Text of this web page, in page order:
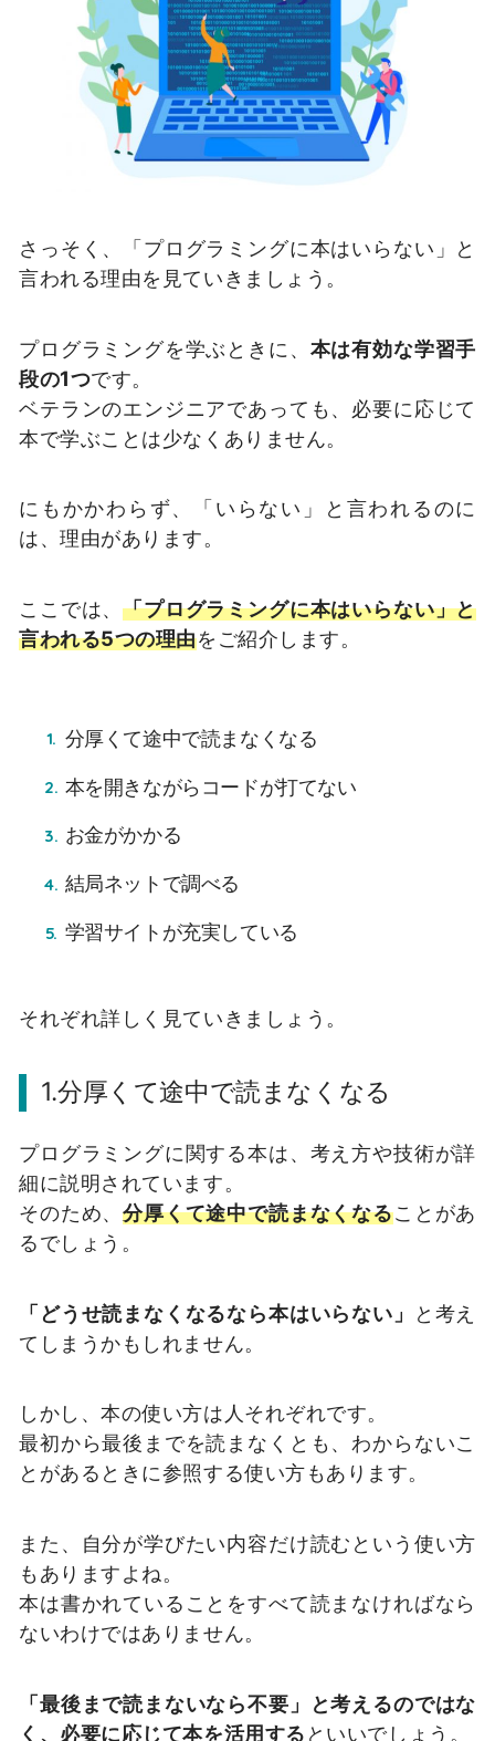
さっそく、「プログラミングに本はいらない」と
言われる理由を見ていきましょう。
プログラミングを学ぶときに、 本は有効な学習手
段の1つです。
ベテランのエンジニアであっても、必要に応じて
本で学ぶことは少なくありません。
にもかかわらず、「いらない」と言われるのに
は、理由があります。
ここでは、「プログラミングに本はいらない」と
言われる5つの理由をご紹介します。
分厚くて途中で読まなくなる
本を開きながらコードが打てない
お金がかかる
結局ネットで調べる
学習サイトが充実している
それぞれ詳しく見ていきましょう。
1.分厚くて途中で読まなくなる
プログラミングに関する本は、考え方や技術が詳
細に説明されています。
そのため、分厚くて途中で読まなくなることがあ
るでしょう。
「どうせ読まなくなるなら本はいらない」
と考え
てしまうかもしれません。
しかし、本の使い方は人それぞれです。
最初から最後までを読まなくとも、わからないこ
とがあるときに参照する使い方もあります。
また、自分が学びたい内容だけ読むという使い方
もありますよね。
本は書かれていることをすべて読まなければなら
ないわけではありません。
「最後まで読まないなら不要」と考えるのではな
く、必要に応じて本を活用する といいでしょう。